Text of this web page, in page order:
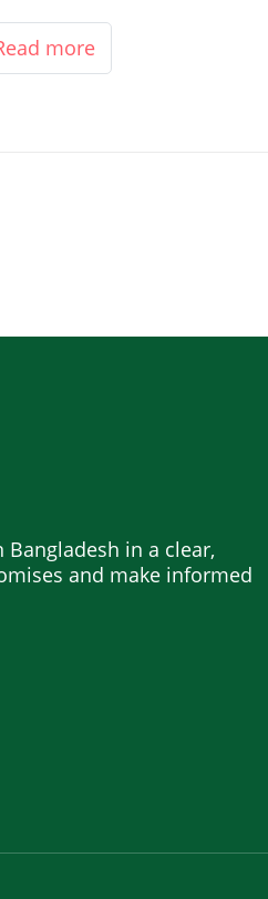
more
in a clear,
and make informed